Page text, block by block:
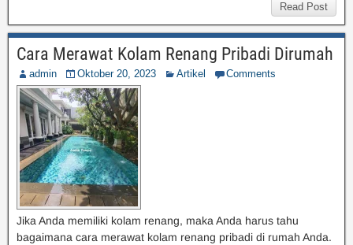
Read Post
Cara Merawat Kolam Renang Pribadi Dirumah
admin Oktober 20, 2023 Artikel Comments
Jika Anda memiliki kolam renang, maka Anda harus tahu
bagaimana cara merawat kolam renang pribadi di rumah Anda.